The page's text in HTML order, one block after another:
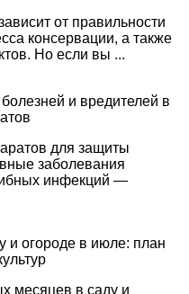
от правильности
консервации, а также
Но если вы ...
и вредителей в
для защиты
заболевания
инфекций —
и огороде в июле: план
месяцев в саду и